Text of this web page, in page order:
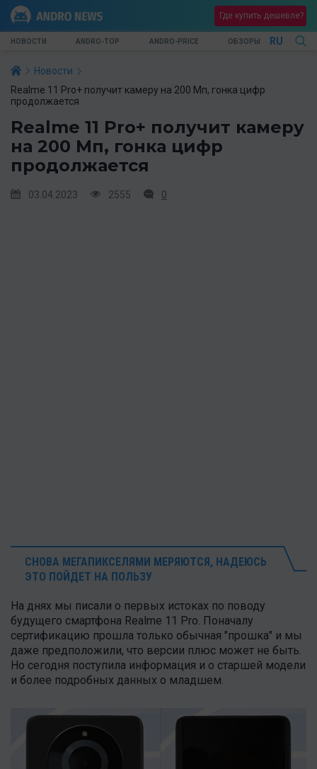
Где купить дешевле?
НОВОСТИ ANDRO-TOP ANDRO-PRICE ОБЗОРЫ RU
Новости
Realme 11 Pro+ получит камеру на 200 Мп, гонка цифр
продолжается
Realme 11 Pro+ получит камеру
на 200 Мп, гонка цифр
продолжается
03.04.2023 2555 0
СНОВА МЕГАПИКСЕЛЯМИ МЕРЯЮТСЯ, НАДЕЮСЬ
ЭТО ПОЙДЕТ НА ПОЛЬЗУ
На днях мы писали о первых истоках по поводу
будущего смартфона Realme 11 Pro. Поначалу
сертификацию прошла только обычная "прошка" и мы
даже предположили, что версии плюс может не быть.
Но сегодня поступила информация и о старшей модели
и более подробных данных о младшем.